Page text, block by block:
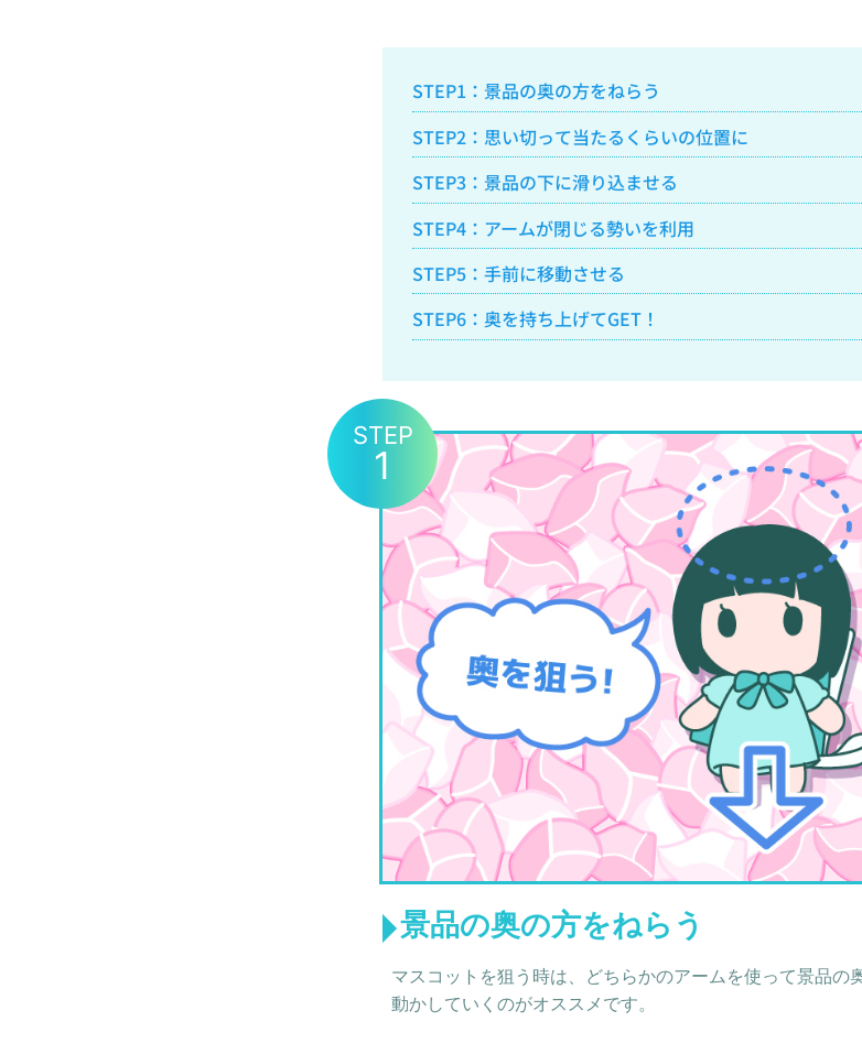
STEP1：景品の奥の方をねらう
STEP2：思い切って当たるくらいの位置に
STEP3：景品の下に滑り込ませる
STEP4：アームが閉じる勢いを利用
STEP5：手前に移動させる
STEP6：奥を持ち上げてGET！
STEP
1
景品の奥の方をねらう
マスコットを狙う時は、どちらかのアームを使って景品の
動かしていくのがオススメです。